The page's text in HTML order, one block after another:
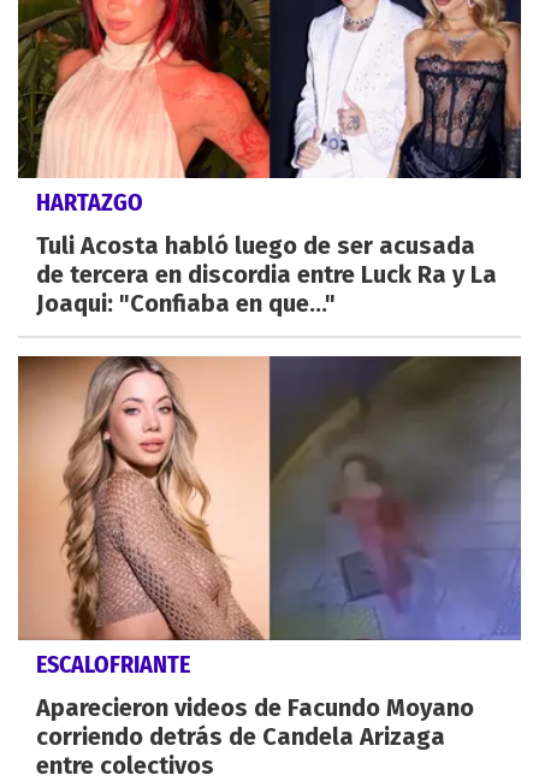
HARTAZGO
Tuli Acosta habló luego de ser acusada
de tercera en discordia entre Luck Ra y La
Joaqui: "Confiaba en que..."
ESCALOFRIANTE
Aparecieron videos de Facundo Moyano
corriendo detrás de Candela Arizaga
entre colectivos